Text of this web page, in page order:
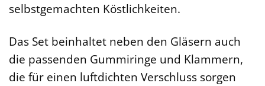
selbstgemachten Köstlichkeiten.
Das Set beinhaltet neben den Gläsern auch
die passenden Gummiringe und Klammern,
die für einen luftdichten Verschluss sorgen